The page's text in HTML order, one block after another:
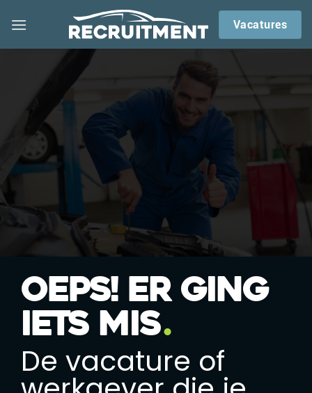
Vacatures
Oeps! Er ging
iets mis
De vacature of